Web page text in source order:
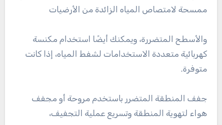
ممسحة لامتصاص المياه الزائدة من الأرضيات
والأسطح المتضررة، ويمكنك أيضًا استخدام مكنسة
كهربائية متعددة الاستخدامات لشفط المياه، إذا كانت
متوفرة.
جفف المنطقة المتضرر باستخدم مروحة أو مجفف
هواء لتهوية المنطقة وتسريع عملية التجفيف،